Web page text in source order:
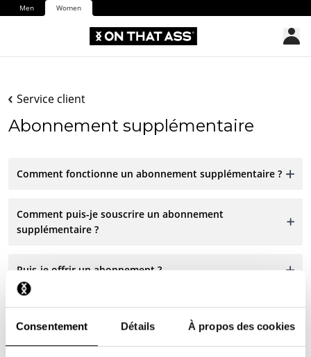
Consentement Détails À propos des cookies
Men Women
Service client
Abonnement supplémentaire
Comment fonctionne un abonnement supplémentaire ?
Comment puis-je souscrire un abonnement
supplémentaire ?
Puis-je offrir un abonnement ?